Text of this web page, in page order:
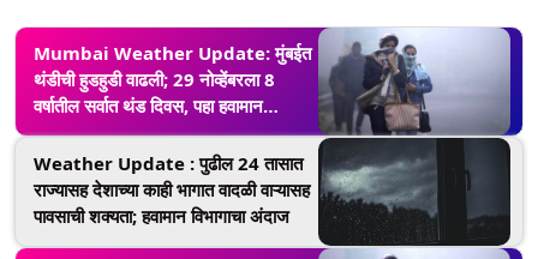
Mumbai Weather Update: मुंबईत
थंडीची हुडहुडी वाढली; 29 नोव्हेंबरला 8
वर्षातील सर्वात थंड दिवस, पहा हवामान
विभागाचा अंदाज
Weather Update : पुढील 24 तासात
राज्यासह देशाच्या काही भागात वादळी वाऱ्यासह
पावसाची शक्यता; हवामान विभागाचा अंदाज